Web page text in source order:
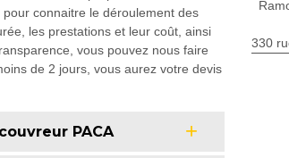
connaitre le déroulement des
les prestations et leur coût, ainsi
vous pouvez nous faire
de 2 jours, vous aurez votre devis
PACA
330